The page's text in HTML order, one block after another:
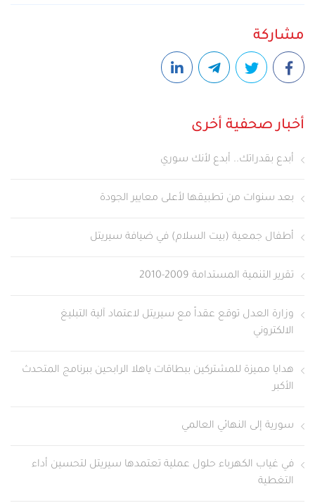
مشاركة
أخبار صحفية أخرى
أبدع بقدراتك.. أبدع لأنك سوري
بعد سنوات من تطبيقها لأعلى معايير الجودة
أطفال جمعية (بيت السلام) في ضيافة سيريتل
تقرير التنمية المستدامة 2009-2010
وزارة العدل توقع عقداً مع سيريتل لاعتماد آلية التبليغ
الالكتروني
هدايا مميزة للمشتركين ببطاقات ياهلا الرابحين ببرنامج المتحدث
الأكبر
سورية إلى النهائي العالمي
في غياب الكهرباء حلول عملية تعتمدها سيريتل لتحسين أداء
التغطية